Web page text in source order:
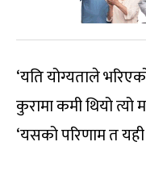
‘यति योग्यताले
कुरामा कमी थियो त्यो
‘यसको परिणाम त